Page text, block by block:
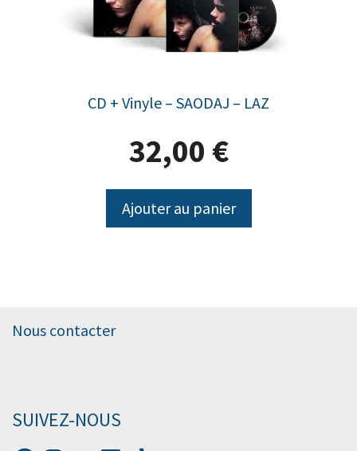
CD + Vinyle – SAODAJ – LAZ
32,00 €
Ajouter au panier
Nous contacter
SUIVEZ-NOUS